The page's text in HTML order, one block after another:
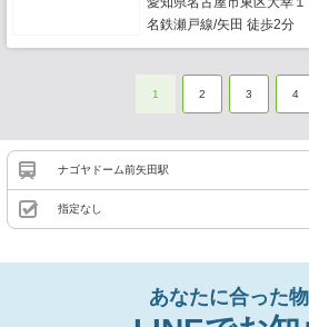
名鉄瀬戸線/矢田 徒歩2分
1 2 3 4
ナゴヤドーム前矢田駅
指定なし
あなたに合った